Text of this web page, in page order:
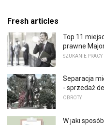
Fresh articles
Top 11
prawne
SZUKANIE PRACY
Separacja
- sprzedaż
OBROTY
W jaki